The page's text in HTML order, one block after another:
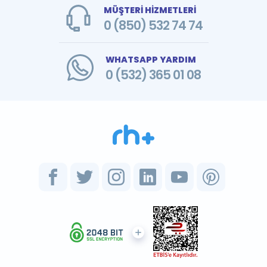
MÜŞTERİ HİZMETLERİ
0 (850) 532 74 74
WHATSAPP YARDIM
0 (532) 365 01 08